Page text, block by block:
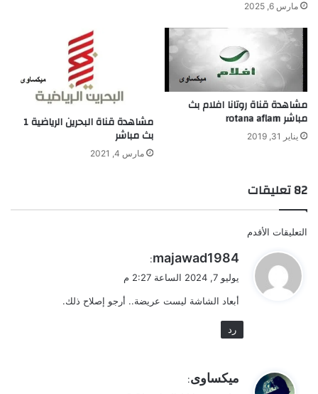
مارس 6, 2025
مشاهدة قناة روتانا افلام بث
مباشر rotana aflam
يناير 31, 2019
مشاهدة قناة البحرين الرياضية 1
بث مباشر
مارس 4, 2021
‫82 تعليقات
تصفّح
التعليقات
التعليقات الأقدم
ي
ل
majawad1984
:
يوليو 7, 2024 الساعة 2:27 م
أبعاد الشاشة ليست عريضة.. أرجو إصلاح ذلك.
رد
ميكساوى: